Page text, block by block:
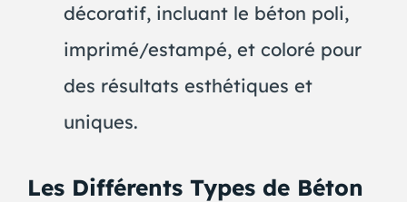
décoratif, incluant le béton poli,
imprimé/estampé, et coloré pour
des résultats esthétiques et
uniques.
Les Différents Types de Béton